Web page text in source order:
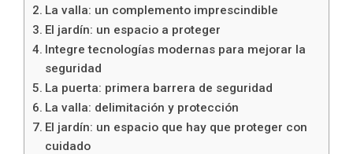
La valla: un complemento imprescindible
El jardín: un espacio a proteger
Integre tecnologías modernas para mejorar la
seguridad
La puerta: primera barrera de seguridad
La valla: delimitación y protección
El jardín: un espacio que hay que proteger con
cuidado